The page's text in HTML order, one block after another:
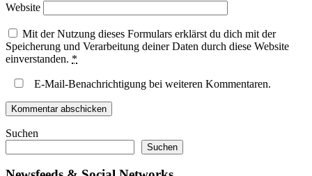
Website
Mit der Nutzung dieses Formulars erklärst du dich mit der
Speicherung und Verarbeitung deiner Daten durch diese Website
einverstanden. *
E-Mail-Benachrichtigung bei weiteren Kommentaren.
Suchen
Suchen